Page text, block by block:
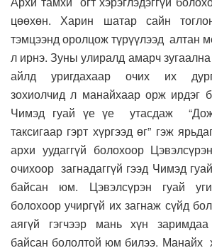
цөөхөн. Харин шатар сайн
тэмцээнд оролцож түрүүлээд алтан
л ирнэ. Зуны улиралд амарч зугаална
айлд уригдахаар очих их
зохиолчид л манайхаар орж ирдэг
Чимэд гуай үе үе утасдаж
таксигаар гэрт хүргээд өг” гэж
архи уудаггүй болохоор
очихоор загнадаггүй гээд Чимэд
байсан юм. Цэвэлсүрэн гуай
болохоор учиргүй их загнаж сүйд
аягүй гэгчээр мань хүн
байсан бололтой юм билээ. Манайх